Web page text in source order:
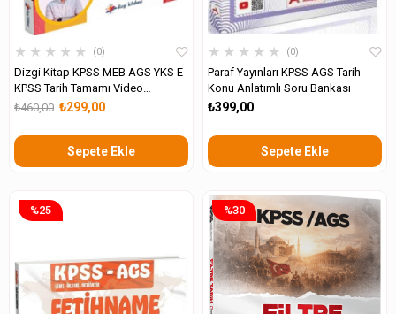
★ ★ ★ ★ ★ 0
Dizgi Kitap KPSS MEB AGS YKS E-
KPSS Tarih Tamamı Video
Çözümlü Soru Bankası
₺299,00
₺460,00
Sepete Ekle
★ ★ ★ ★ ★ 0
Paraf Yayınları KPSS AGS Tarih
Konu Anlatımlı Soru Bankası
₺399,00
Sepete Ekle
%25 %30